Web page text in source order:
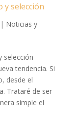
y selección
| Noticias y
selección
tendencia. Si
desde el
Trataré de ser
simple el